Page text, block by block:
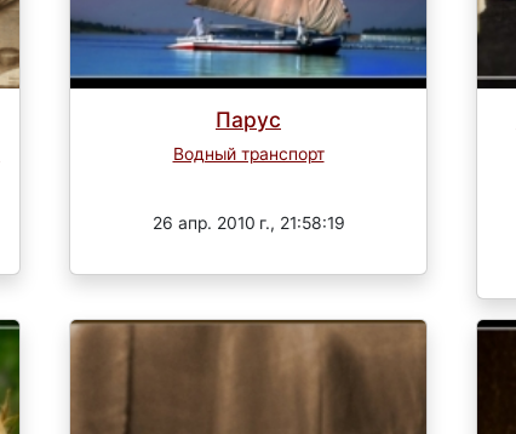
Парус
Водный транспорт
26 апр. 2010 г., 21:58:19